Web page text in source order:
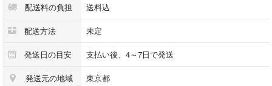
ダークネイビー
半袖/ロング/刺繍/ボーダー
配送料の負担 送料込
配送方法 未定
発送日の目安 支払い後、4～7日で発送
発送元の地域 東京都